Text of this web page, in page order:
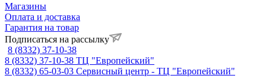
Магазины
Оплата и доставка
Гарантия на товар
Подписаться на рассылку
8 (8332) 37-10-38
8 (8332) 37-10-38 ТЦ "Европейский"
8 (8332) 65-03-03 Сервисный центр - ТЦ "Европейский"